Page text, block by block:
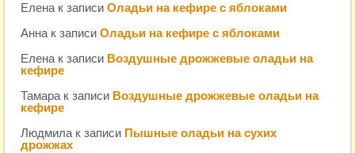
Елена к записиОладьи на кефире с яблоками
Анна к записиОладьи на кефире с яблоками
Елена к записи Воздушные дрожжевые оладьи на
кефире
Тамара к записи Воздушные дрожжевые оладьи на
кефире
Людмила к записи Пышные оладьи на сухих
дрожжах